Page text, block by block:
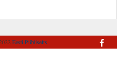
Eesti Piibliselts